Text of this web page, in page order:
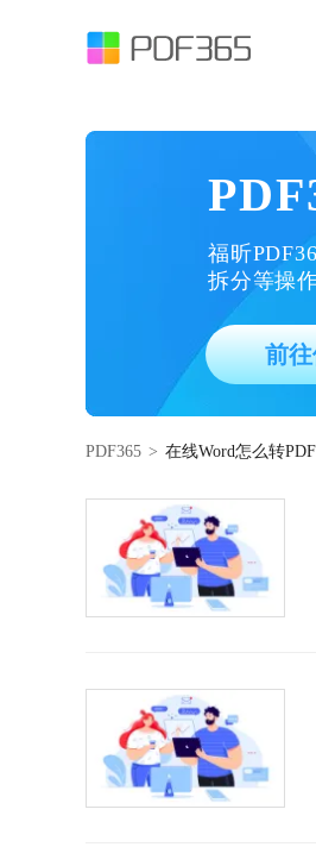
福昕
拆分等操
前
PDF365 > 在线Word怎么转PDF